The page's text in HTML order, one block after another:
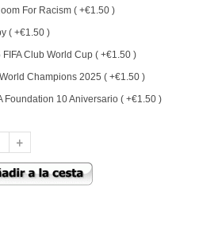
For Racism ( +€1.50 )
( +€1.50 )
FIFA Club World Cup ( +€1.50 )
World Champions 2025 ( +€1.50 )
Foundation 10 Aniversario ( +€1.50 )